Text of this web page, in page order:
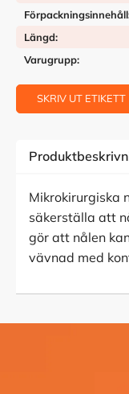
Förpackningsinnehåll
Längd
Varugrupp
SKRIV UT ETIKETT
Mikrokirurgiska
säkerställa att
gör att nålen
vävnad med